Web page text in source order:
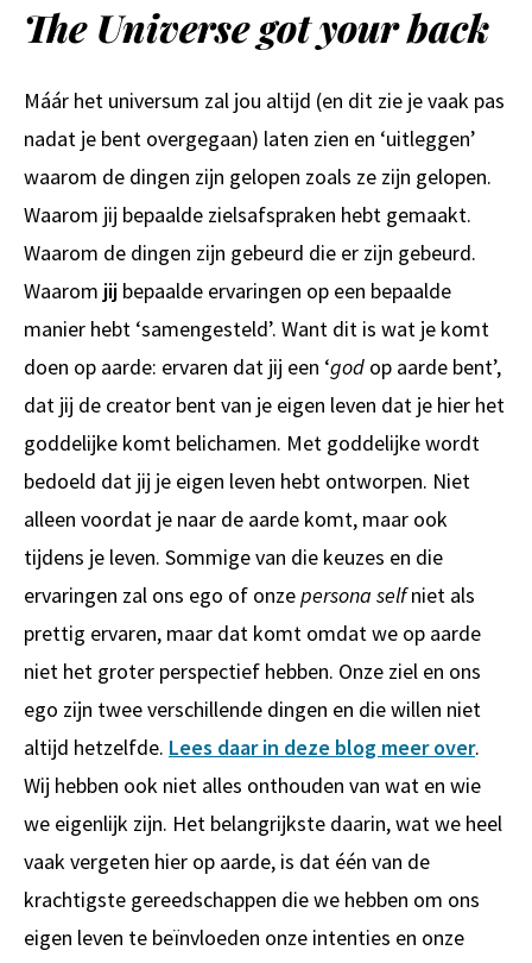
The Universe got your back
Máár het universum zal jou altijd (en dit zie je vaak pas
nadat je bent overgegaan) laten zien en ‘uitleggen’
waarom de dingen zijn gelopen zoals ze zijn gelopen.
Waarom jij bepaalde zielsafspraken hebt gemaakt.
Waarom de dingen zijn gebeurd die er zijn gebeurd.
Waarom jij bepaalde ervaringen op een bepaalde
manier hebt ‘samengesteld’. Want dit is wat je komt
doen op aarde: ervaren dat jij een ‘god op aarde bent’,
dat jij de creator bent van je eigen leven dat je hier het
goddelijke komt belichamen. Met goddelijke wordt
bedoeld dat jij je eigen leven hebt ontworpen. Niet
alleen voordat je naar de aarde komt, maar ook
tijdens je leven. Sommige van die keuzes en die
ervaringen zal ons ego of onzepersona selfniet als
prettig ervaren, maar dat komt omdat we op aarde
niet het groter perspectief hebben. Onze ziel en ons
ego zijn twee verschillende dingen en die willen niet
altijd hetzelfde. Lees daar in deze blog meer over.
Wij hebben ook niet alles onthouden van wat en wie
we eigenlijk zijn. Het belangrijkste daarin, wat we heel
vaak vergeten hier op aarde, is dat één van de
krachtigste gereedschappen die we hebben om ons
eigen leven te beïnvloeden onze intenties en onze